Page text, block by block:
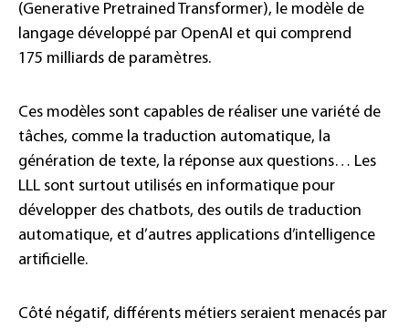
(Generative Pretrained Transformer), le modèle de
langage développé par OpenAI et qui comprend
175 milliards de paramètres.
Ces modèles sont capables de réaliser une variété de
tâches, comme la traduction automatique, la
génération de texte, la réponse aux questions… Les
LLL sont surtout utilisés en informatique pour
développer des chatbots, des outils de traduction
automatique, et d’autres applications d’intelligence
artificielle.
Côté négatif, différents métiers seraient menacés par